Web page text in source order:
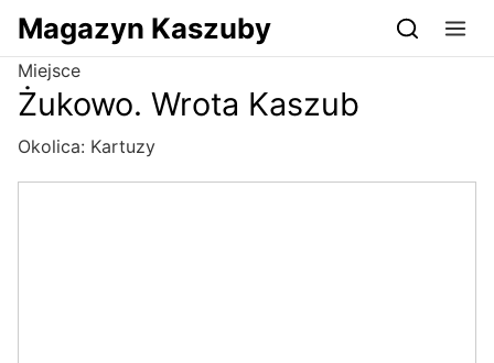
Przejdź do serwisu magazynkaszuby.pl
Magazyn Kaszuby
Miejsce
Żukowo. Wrota Kaszub
Okolica: Kartuzy